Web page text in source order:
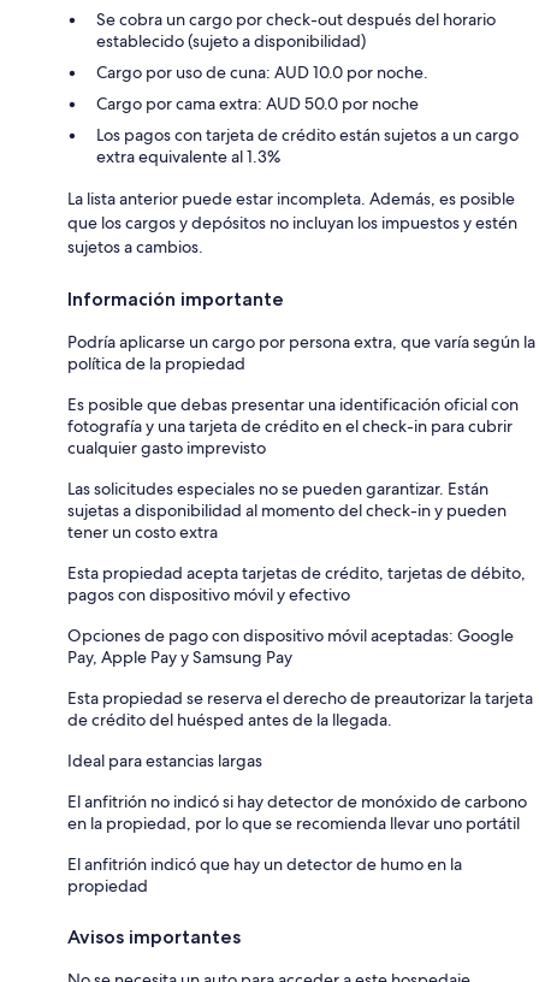
Se cobra un cargo por check-out después del horario
establecido (sujeto a disponibilidad)
Cargo por uso de cuna: AUD 10.0 por noche.
Cargo por cama extra: AUD 50.0 por noche
Los pagos con tarjeta de crédito están sujetos a un cargo
extra equivalente al 1.3%
La lista anterior puede estar incompleta. Además, es posible
que los cargos y depósitos no incluyan los impuestos y estén
sujetos a cambios.
Información importante
Podría aplicarse un cargo por persona extra, que varía según la
política de la propiedad
Es posible que debas presentar una identificación oficial con
fotografía y una tarjeta de crédito en el check-in para cubrir
cualquier gasto imprevisto
Las solicitudes especiales no se pueden garantizar. Están
sujetas a disponibilidad al momento del check-in y pueden
tener un costo extra
Esta propiedad acepta tarjetas de crédito, tarjetas de débito,
pagos con dispositivo móvil y efectivo
Opciones de pago con dispositivo móvil aceptadas: Google
Pay, Apple Pay y Samsung Pay
Esta propiedad se reserva el derecho de preautorizar la tarjeta
de crédito del huésped antes de la llegada.
Ideal para estancias largas
El anfitrión no indicó si hay detector de monóxido de carbono
en la propiedad, por lo que se recomienda llevar uno portátil
El anfitrión indicó que hay un detector de humo en la
propiedad
Avisos importantes